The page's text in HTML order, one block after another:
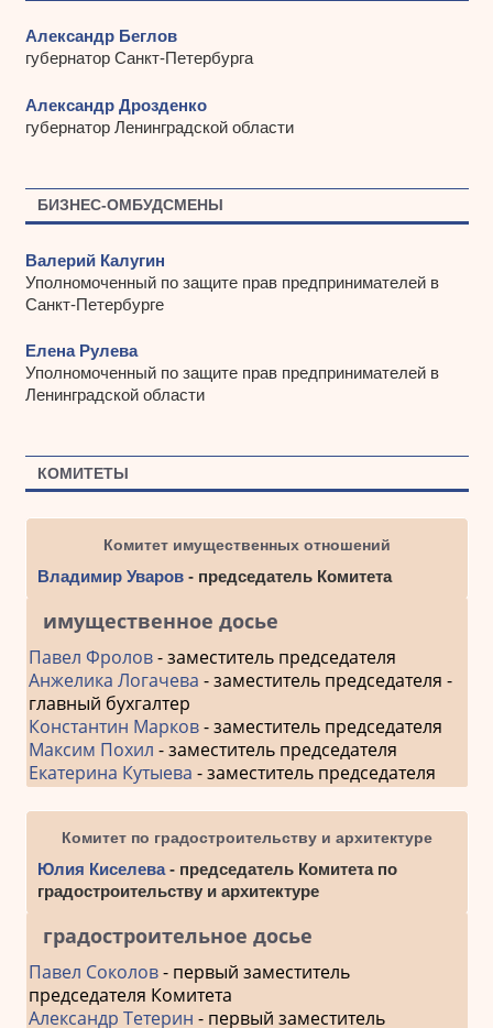
Александр Беглов
губернатор Санкт-Петербурга
Александр Дрозденко
губернатор Ленинградской области
БИЗНЕС-ОМБУДСМЕНЫ
Валерий Калугин
Уполномоченный по защите прав предпринимателей в
Санкт-Петербурге
Елена Рулева
Уполномоченный по защите прав предпринимателей в
Ленинградской области
КОМИТЕТЫ
Комитет имущественных отношений
Владимир Уваров- председатель Комитета
имущественное досье
Павел Фролов- заместитель председателя
Анжелика Логачева - заместитель председателя -
главный бухгалтер
Константин Марков- заместитель председателя
Максим Похил - заместитель председателя
Екатерина Кутыева - заместитель председателя
Комитет по градостроительству и архитектуре
Юлия Киселева- председатель Комитета по
градостроительству и архитектуре
градостроительное досье
Павел Соколов- первый заместитель
председателя Комитета
Александр Тетерин - первый заместитель